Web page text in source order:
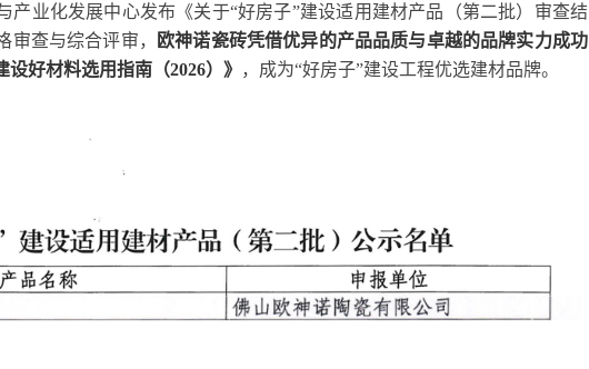
产业化发展中心发布《关于“好房子”建设适用建材产品（第二批）审查结
审查与综合评审，
欧神诺瓷砖凭借优异的产品品质与卓越的品牌实力成功
好材料选用指南（2026）》 ，成为“好房子”建设工程优选建材品牌。